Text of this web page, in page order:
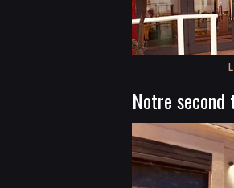
Notre second